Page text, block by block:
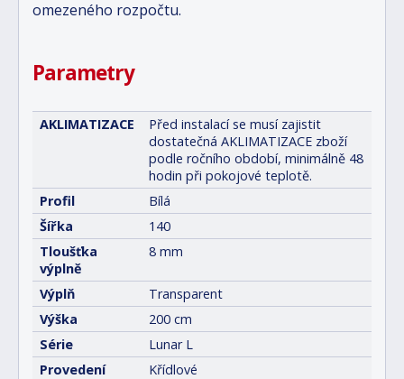
omezeného rozpočtu.
Parametry
AKLIMATIZACE
Před instalací se musí zajistit
dostatečná AKLIMATIZACE zboží
podle ročního období, minimálně 48
hodin při pokojové teplotě.
Profil
Bílá
Šířka
140
Tloušťka
výplně
8 mm
Výplň
Transparent
Výška
200 cm
Série
Lunar L
Provedení
Křídlové